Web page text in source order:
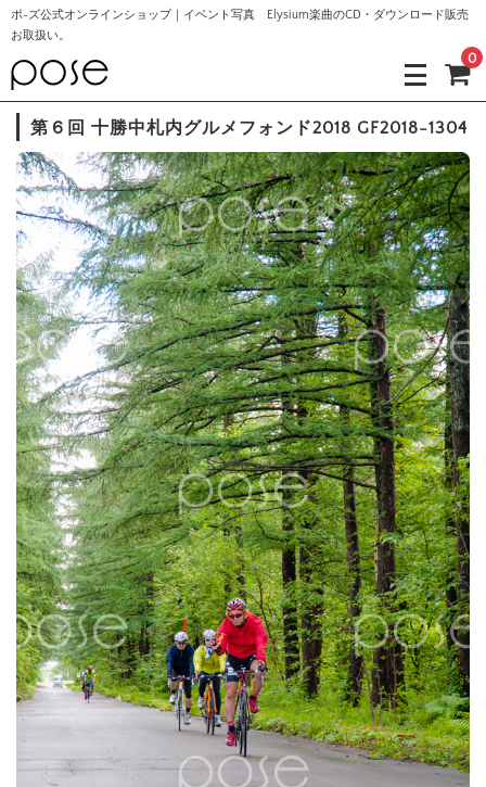
ポ-ズ公式オンラインショップ｜イベント写真 Elysium楽曲のCD・ダウンロード販売
お取扱い。
0
第６回 十勝中札内グルメフォンド2018 GF2018-1304